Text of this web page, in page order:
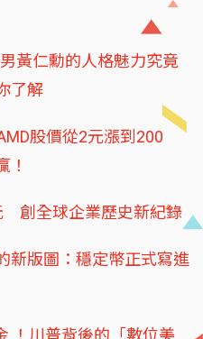
黃仁勳的人格魅力究竟
了解
股價從2元漲到200
創全球企業歷史新紀錄
新版圖：穩定幣正式寫進